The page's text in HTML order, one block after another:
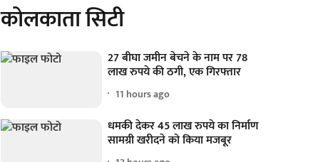
कोलकाता सिटी
27 बीघा जमीन बेचने के नाम पर 78
लाख रुपये की ठगी, एक गिरफ्तार
11 hours ago
धमकी देकर 45 लाख रुपये का निर्माण
सामग्री खरीदने को किया मजबूर